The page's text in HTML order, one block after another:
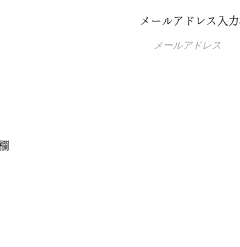
メールアドレス入